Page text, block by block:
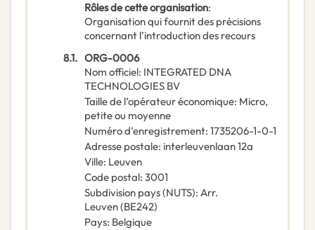
Rôles de cette organisation:
Organisation qui fournit des précisions
concernant l’introduction des recours
8.1. ORG-0006
Nom officiel: INTEGRATED DNA
TECHNOLOGIES BV
Taille de l’opérateur économique: Micro,
petite ou moyenne
Numéro d’enregistrement: 1735206-1-0-1
Adresse postale: interleuvenlaan 12a
Ville: Leuven
Code postal: 3001
Subdivision pays (NUTS): Arr.
Leuven(BE242)
Pays: Belgique